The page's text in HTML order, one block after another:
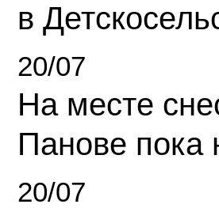
в
20/07
На месте
Панове пока
20/07